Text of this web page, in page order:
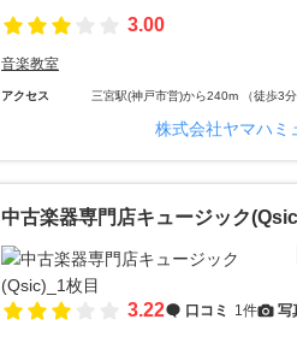
3.00
音楽教室
アクセス 三宮駅(神戸市営)から240m （徒歩3分
株式会社ヤマハミ
中古楽器専門店キュージック
3.22 口コミ 1件 写